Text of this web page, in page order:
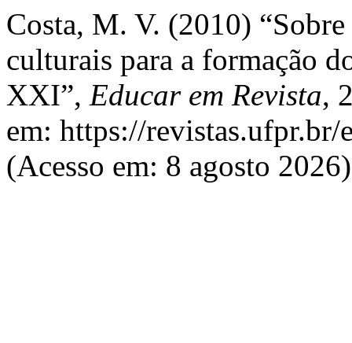
Costa, M. V. (2010)
culturais para a formação
XXI”, Educar em Revista,
em: https://
(Acesso em: 8 agosto